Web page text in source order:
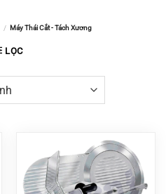
/ Máy Thái Cắt - Tách Xương
LỌC